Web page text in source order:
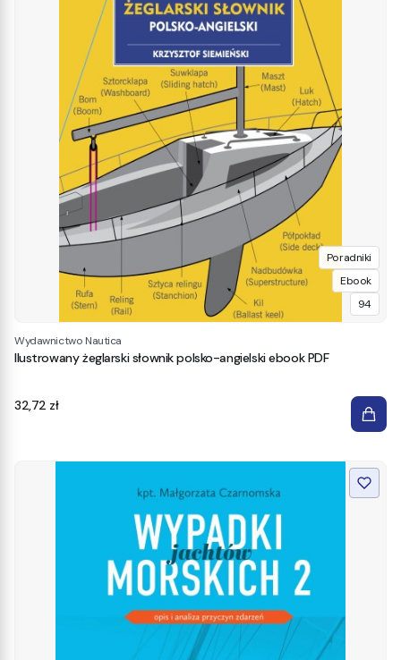
Poradniki
Ebook
94
Wydawnictwo Nautica
Ilustrowany żeglarski słownik polsko-angielski ebook PDF
Cena
32,72 zł